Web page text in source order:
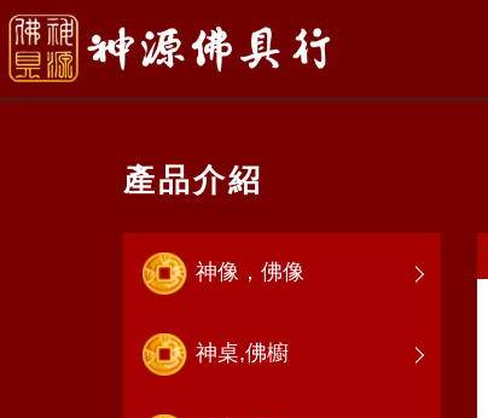
產品介紹
神像，佛像
神桌,佛櫥